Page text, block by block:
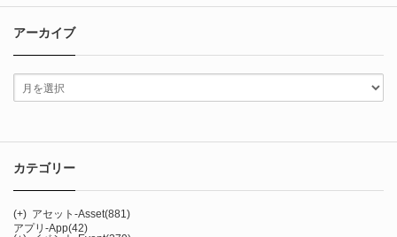
アーカイブ
カテゴリー
(+) アセット-Asset(881)
アプリ-App(42)